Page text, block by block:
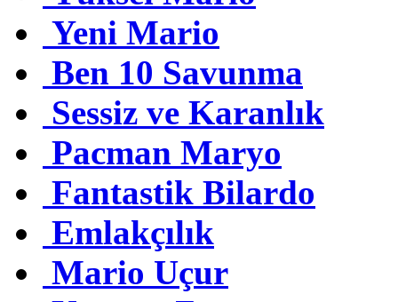
Yeni Mario
Ben 10 Savunma
Sessiz ve Karanlık
Pacman Maryo
Fantastik Bilardo
Emlakçılık
Mario Uçur